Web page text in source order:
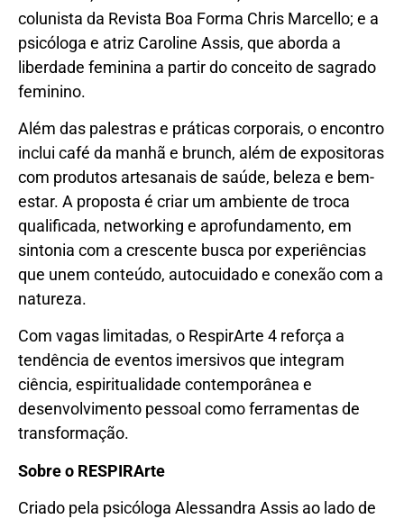
colunista da Revista Boa Forma Chris Marcello; e a
psicóloga e atriz Caroline Assis, que aborda a
liberdade feminina a partir do conceito de sagrado
feminino.
Além das palestras e práticas corporais, o encontro
inclui café da manhã e brunch, além de expositoras
com produtos artesanais de saúde, beleza e bem-
estar. A proposta é criar um ambiente de troca
qualificada, networking e aprofundamento, em
sintonia com a crescente busca por experiências
que unem conteúdo, autocuidado e conexão com a
natureza.
Com vagas limitadas, o RespirArte 4 reforça a
tendência de eventos imersivos que integram
ciência, espiritualidade contemporânea e
desenvolvimento pessoal como ferramentas de
transformação.
Sobre o RESPIRArte
Criado pela psicóloga Alessandra Assis ao lado de